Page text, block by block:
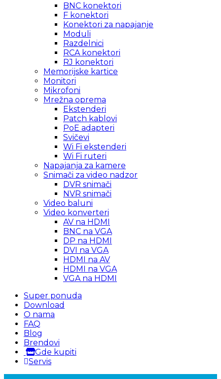
BNC konektori
F konektori
Konektori za napajanje
Moduli
Razdelnici
RCA konektori
RJ konektori
Memorijske kartice
Monitori
Mikrofoni
Mrežna oprema
Ekstenderi
Patch kablovi
PoE adapteri
Svičevi
Wi Fi ekstenderi
Wi Fi ruteri
Napajanja za kamere
Snimači za video nadzor
DVR snimači
NVR snimači
Video baluni
Video konverteri
AV na HDMI
BNC na VGA
DP na HDMI
DVI na VGA
HDMI na AV
HDMI na VGA
VGA na HDMI
Super ponuda
Download
O nama
FAQ
Blog
Brendovi
Gde kupiti
Servis